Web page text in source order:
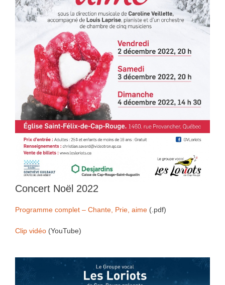
Concert Noël 2022
Programme complet – Chante, Prie, aime (.pdf)
Clip vidéo (YouTube)